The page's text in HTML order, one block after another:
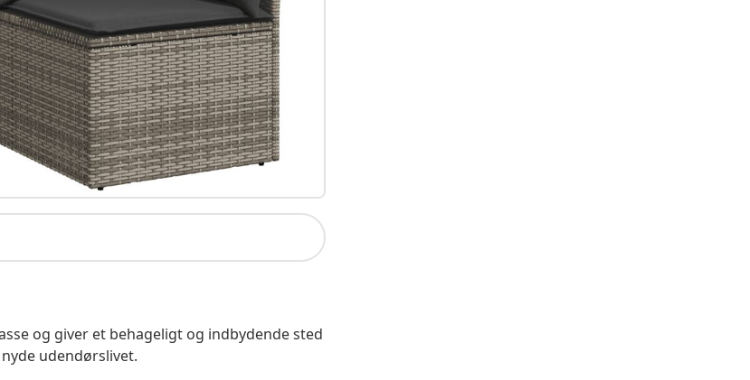
og giver et behageligt og indbydende sted
udendørslivet.